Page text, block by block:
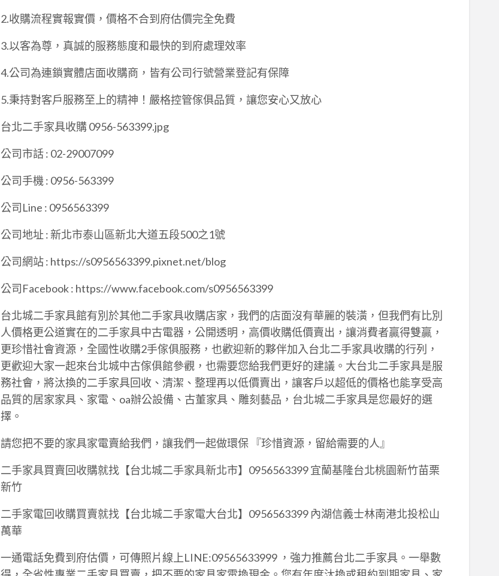
2.收購流程實報實價，價格不合到府估價完全免費
3.以客為尊，真誠的服務態度和最快的到府處理效率
4.公司為連鎖實體店面收購商，皆有公司行號營業登記有保障
5.秉持對客戶服務至上的精神！嚴格控管傢俱品質，讓您安心又放心
台北二手家具收購 0956-563399.jpg
公司市話 : 02-29007099
公司手機 : 0956-563399
公司Line : 0956563399
公司地址 : 新北市泰山區新北大道五段500之1號
公司網站 : https://s0956563399.pixnet.net/blog
公司Facebook : https://www.facebook.com/s0956563399
台北城二手家具館有別於其他二手家具收購店家，我們的店面沒有華麗的裝潢，但我們有比別
人價格更公道實在的二手家具中古電器，公開透明，高價收購低價賣出，讓消費者贏得雙贏，
更珍惜社會資源，全國性收購2手傢俱服務，也歡迎新的夥伴加入台北二手家具收購的行列，
更歡迎大家一起來台北城中古傢俱館參觀，也需要您給我們更好的建議。大台北二手家具是服
務社會，將汰換的二手家具回收、清潔、整理再以低價賣出，讓客戶以超低的價格也能享受高
品質的居家家具、家電、oa辦公設備、古董家具、雕刻藝品，台北城二手家具是您最好的選
擇。
請您把不要的家具家電賣給我們，讓我們一起做環保 『珍惜資源，留給需要的人』
二手家具買賣回收購就找【台北城二手家具新北市】0956563399 宜蘭基隆台北桃園新竹苗栗
新竹
二手家電回收購買賣就找【台北城二手家電大台北】0956563399 內湖信義士林南港北投松山
萬華
一通電話免費到府估價，可傳照片線上LINE:09565633999 ，強力推薦台北二手家具。一舉數